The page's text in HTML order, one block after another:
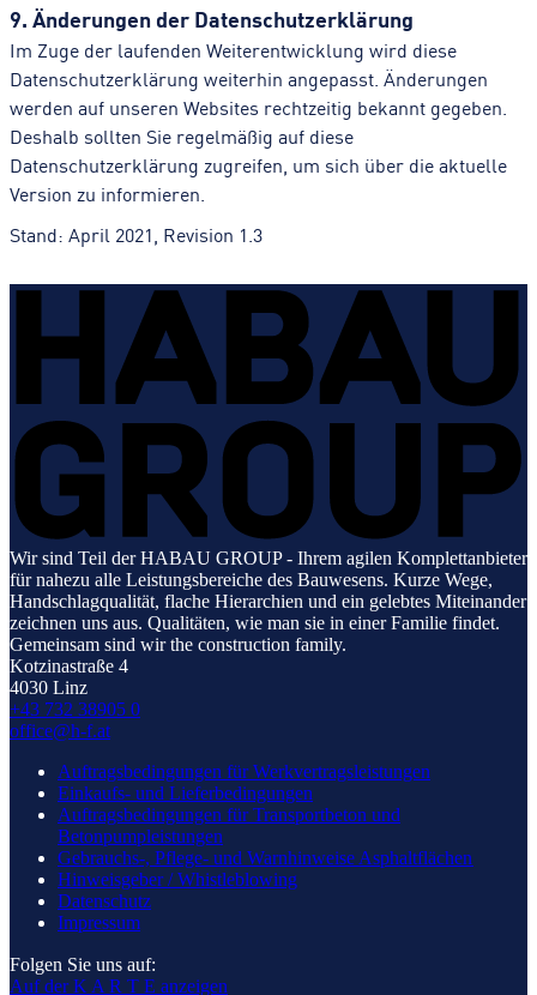
9. Änderungen der Datenschutzerklärung
Im Zuge der laufenden Weiterentwicklung wird diese
Datenschutzerklärung weiterhin angepasst. Änderungen
werden auf unseren Websites rechtzeitig bekannt gegeben.
Deshalb sollten Sie regelmäßig auf diese
Datenschutzerklärung zugreifen, um sich über die aktuelle
Version zu informieren.
Stand: April 2021, Revision 1.3
Wir sind Teil der HABAU GROUP - Ihrem agilen Komplettanbieter
für nahezu alle Leistungsbereiche des Bauwesens. Kurze Wege,
Handschlagqualität, flache Hierarchien und ein gelebtes Miteinander
zeichnen uns aus. Qualitäten, wie man sie in einer Familie findet.
Gemeinsam sind wir the construction family.
Kotzinastraße 4
4030 Linz
+43 732 38905 0
office@h-f.at
Auftragsbedingungen für Werkvertragsleistungen
Einkaufs- und Lieferbedingungen
Auftragsbedingungen für Transportbeton und
Betonpumpleistungen
Gebrauchs-, Pflege- und Warnhinweise Asphaltflächen
Hinweisgeber / Whistleblowing
Datenschutz
Impressum
Folgen Sie uns auf:
Auf der K A R T E anzeigen